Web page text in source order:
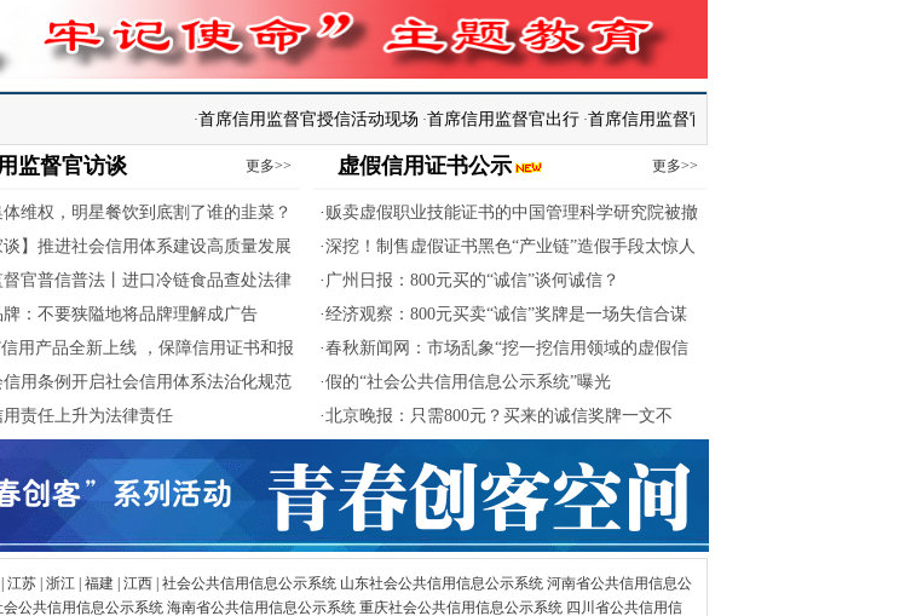
首席信用监督官授信活动现场·首席信用监督官出行·首席信用监督官学习现场（二）
监督官访谈 更多>>
维权，明星餐饮到底割了谁的韭菜？
谈】推进社会信用体系建设高质量发展
官普信普法丨进口冷链食品查处法律
：不要狭隘地将品牌理解成广告
用产品全新上线 ，保障信用证书和报
靠性
信用条例开启社会信用体系法治化规范
责任上升为法律责任
虚假信用证书公示 更多>>
· 贩卖虚假职业技能证书的中国管理科学研究院被撤
销
·深挖！制售虚假证书黑色“产业链”造假手段太惊人
· 广州日报：800元买的“诚信”谈何诚信？
·经济观察：800元买卖“诚信”奖牌是一场失信合谋
·春秋新闻网：市场乱象“挖一挖信用领域的虚假信
用公司”
·假的“社会公共信用信息公示系统”曝光
·北京晚报：只需800元？买来的诚信奖牌一文不
江苏 | 浙江 | 福建 | 江西 | 社会公共信用信息公示系统 山东社会公共信用信息公示系统 河南省公共信用信息公
会公共信用信息公示系统 海南省公共信用信息公示系统 重庆社会公共信用信息公示系统 四川省公共信用信